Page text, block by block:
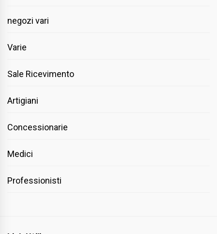
negozi vari
Varie
Sale Ricevimento
Artigiani
Concessionarie
Medici
Professionisti